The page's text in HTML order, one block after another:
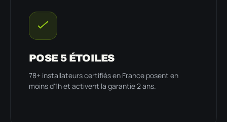
POSE 5 ÉTOILES
78+ installateurs certifiés en France posent en
moins d'1h et activent la garantie 2 ans.